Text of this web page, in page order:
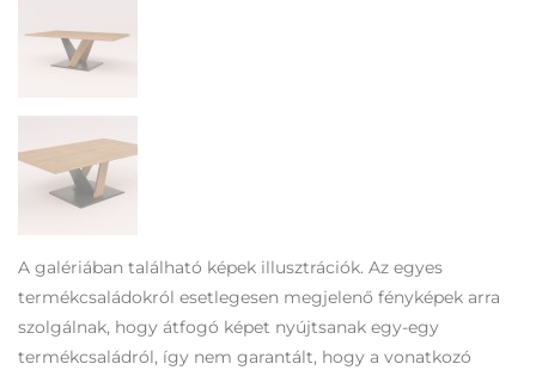
A galériában található képek illusztrációk. Az egyes
termékcsaládokról esetlegesen megjelenő fényképek arra
szolgálnak, hogy átfogó képet nyújtsanak egy-egy
termékcsaládról, így nem garantált, hogy a vonatkozó